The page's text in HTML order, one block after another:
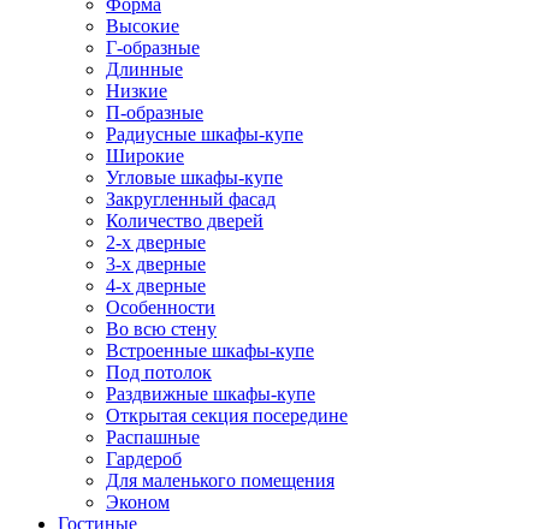
Форма
Высокие
Г-образные
Длинные
Низкие
П-образные
Радиусные шкафы-купе
Широкие
Угловые шкафы-купе
Закругленный фасад
Количество дверей
2-х дверные
3-х дверные
4-х дверные
Особенности
Во всю стену
Встроенные шкафы-купе
Под потолок
Раздвижные шкафы-купе
Открытая секция посередине
Распашные
Гардероб
Для маленького помещения
Эконом
Гостиные